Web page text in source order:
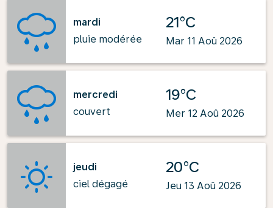
mardi
pluie modérée
21°C
Mar 11 Aoû 2026
mercredi
couvert
19°C
Mer 12 Aoû 2026
jeudi
ciel dégagé
20°C
Jeu 13 Aoû 2026